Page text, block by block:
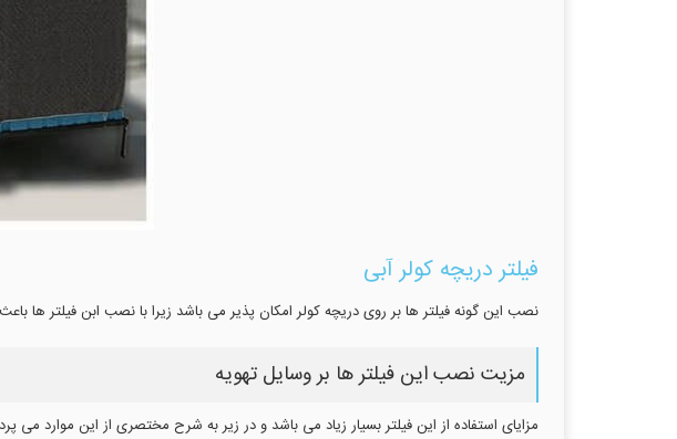
فیلتر دریچه کولر آبی
نصب این گونه فیلتر ها بر روی دریچه کولر امکان پذیر می باشد زیرا با نصب ابن فیلتر ها
مزیت نصب این فیلتر ها بر وسایل تهویه
مزایای استفاده از این فیلتر بسیار زیاد می باشد و در زیر به شرح مختصری از این موارد می